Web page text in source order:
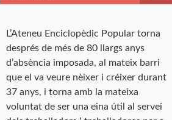
L’Ateneu Enciclopèdic Popular torna
després de més de 80 llargs anys
d’absència imposada, al mateix barri
que el va veure nèixer i créixer durant
37 anys, i torna amb la mateixa
voluntat de ser una eina útil al servei